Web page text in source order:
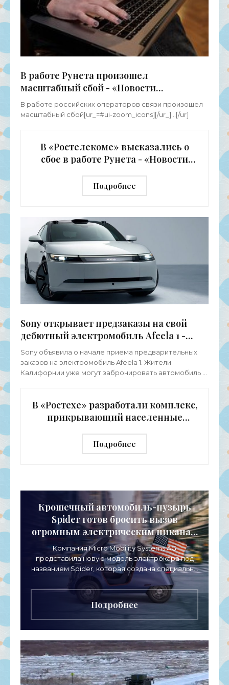
В работе Рунета произошел
масштабный сбой - «Новости
Электроники»
В работе российских операторов связи произошел
масштабный сбой[ur_=#ui-zoom_icons][/ur_]...[/ur]
В «Ростелекоме» высказались о
сбое в работе Рунета - «Новости
Подробнее
Sony открывает предзаказы на свой
дебютный электромобиль Afeela 1 -
«Электромобили»
Sony объявила о начале приема предварительных
заказов на электромобиль Afeela 1. Жители
Калифорнии уже могут забронировать автомобиль в
В «Ростехе» разработали комплекс,
прикрывающий населенные
Подробнее
Крошечный автомобиль-пузырь
Spider готов бросить вызов
огромным электрическим пикапам
- «Электромобили»
Компания Micro Mobility Systems AG
представила новую модель электрокара под
названием Spider, которая создана специально
для рынка США. Это четвертая модель в серии
Microlino, развития
Подробнее